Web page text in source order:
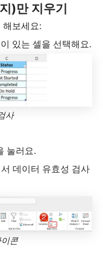
)만 지우기
해보세요:
있는 셀을 선택해요.
사
눌러요.
데이터 유효성 검사
콘